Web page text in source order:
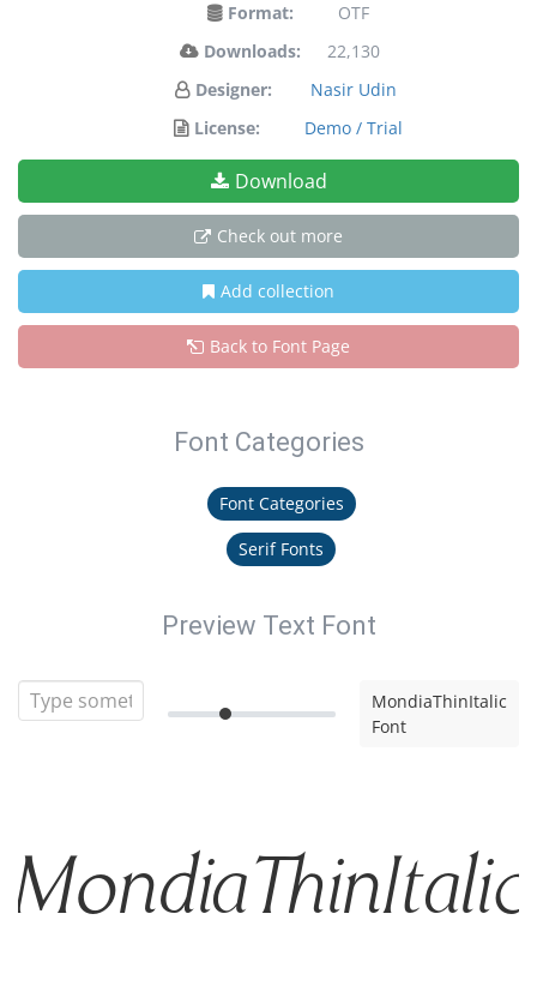
Format:
OTF
Downloads:
22,130
Designer:
Nasir Udin
License:
Demo / Trial
Download
Check out more
Add collection
Back to Font Page
Font Categories
Font Categories
Serif Fonts
Preview Text Font
MondiaThinItalic
Font
MondiaThinItalic